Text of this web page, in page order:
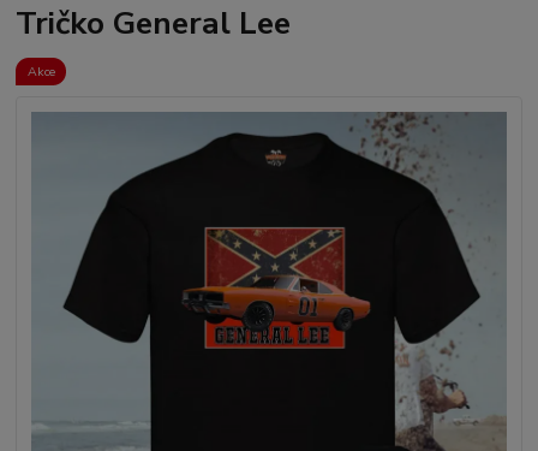
Tričko General Lee
Akce